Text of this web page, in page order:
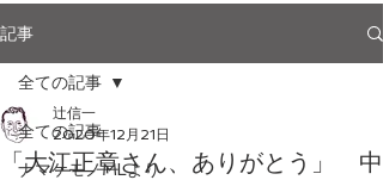
記事
全ての記事
ナマケモノMLより
全ての記事
「大江正章さん、ありがとう」 中
辻信一
2020年12月21日